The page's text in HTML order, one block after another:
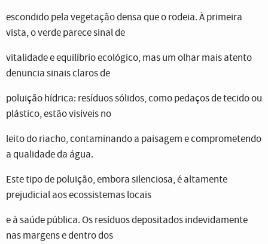
escondido pela vegetação densa que o rodeia. À primeira
vista, o verde parece sinal de
vitalidade e equilíbrio ecológico, mas um olhar mais atento
denuncia sinais claros de
poluição hídrica: resíduos sólidos, como pedaços de tecido ou
plástico, estão visíveis no
leito do riacho, contaminando a paisagem e comprometendo
a qualidade da água.
Este tipo de poluição, embora silenciosa, é altamente
prejudicial aos ecossistemas locais
e à saúde pública. Os resíduos depositados indevidamente
nas margens e dentro dos